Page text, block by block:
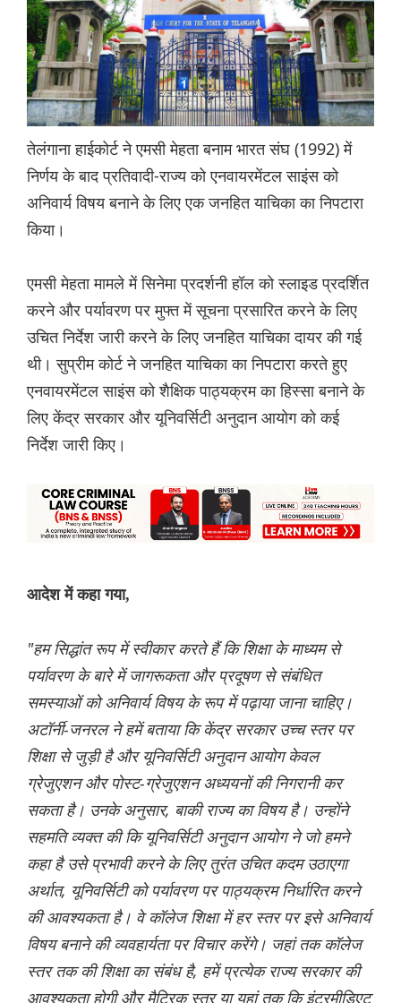
तेलंगाना हाईकोर्ट ने एमसी मेहता बनाम भारत संघ (1992) में
निर्णय के बाद प्रतिवादी-राज्य को एनवायरमेंटल साइंस को
अनिवार्य विषय बनाने के लिए एक जनहित याचिका का निपटारा
किया।
एमसी मेहता मामले में सिनेमा प्रदर्शनी हॉल को स्लाइड प्रदर्शित
करने और पर्यावरण पर मुफ्त में सूचना प्रसारित करने के लिए
उचित निर्देश जारी करने के लिए जनहित याचिका दायर की गई
थी। सुप्रीम कोर्ट ने जनहित याचिका का निपटारा करते हुए
एनवायरमेंटल साइंस को शैक्षिक पाठ्यक्रम का हिस्सा बनाने के
लिए केंद्र सरकार और यूनिवर्सिटी अनुदान आयोग को कई
निर्देश जारी किए।
आदेश में कहा गया,
"हम सिद्धांत रूप में स्वीकार करते हैं कि शिक्षा के माध्यम से
पर्यावरण के बारे में जागरूकता और प्रदूषण से संबंधित
समस्याओं को अनिवार्य विषय के रूप में पढ़ाया जाना चाहिए।
अटॉर्नी-जनरल ने हमें बताया कि केंद्र सरकार उच्च स्तर पर
शिक्षा से जुड़ी है और यूनिवर्सिटी अनुदान आयोग केवल
ग्रेजुएशन और पोस्ट-ग्रेजुएशन अध्ययनों की निगरानी कर
सकता है। उनके अनुसार, बाकी राज्य का विषय है। उन्होंने
सहमति व्यक्त की कि यूनिवर्सिटी अनुदान आयोग ने जो हमने
कहा है उसे प्रभावी करने के लिए तुरंत उचित कदम उठाएगा
अर्थात, यूनिवर्सिटी को पर्यावरण पर पाठ्यक्रम निर्धारित करने
की आवश्यकता है। वे कॉलेज शिक्षा में हर स्तर पर इसे अनिवार्य
विषय बनाने की व्यवहार्यता पर विचार करेंगे। जहां तक ​​कॉलेज
स्तर तक की शिक्षा का संबंध है, हमें प्रत्येक राज्य सरकार की
आवश्यकता होगी और मैट्रिक स्तर या यहां तक ​​कि इंटरमीडिएट